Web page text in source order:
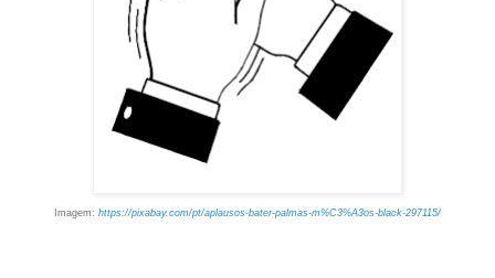
Imagem: https://pixabay.com/pt/aplausos-bater-palmas-m%C3%A3os-black-297115/